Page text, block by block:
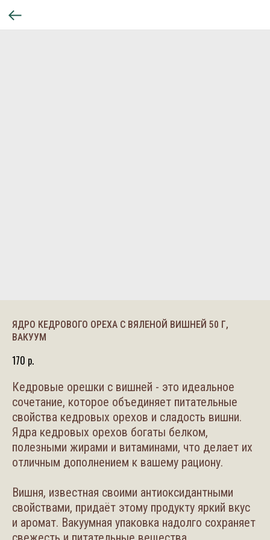
ЯДРО КЕДРОВОГО ОРЕХА С ВЯЛЕНОЙ ВИШНЕЙ 50 Г,
ВАКУУМ
170 р.
Кедровые орешки с вишней - это идеальное
сочетание, которое объединяет питательные
свойства кедровых орехов и сладость вишни.
Ядра кедровых орехов богаты белком,
полезными жирами и витаминами, что делает их
отличным дополнением к вашему рациону.
Вишня, известная своими антиоксидантными
свойствами, придаёт этому продукту яркий вкус
и аромат. Вакуумная упаковка надолго сохраняет